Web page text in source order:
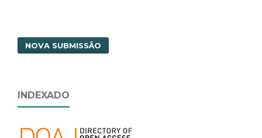
NOVA SUBMISSÃO
INDEXADO